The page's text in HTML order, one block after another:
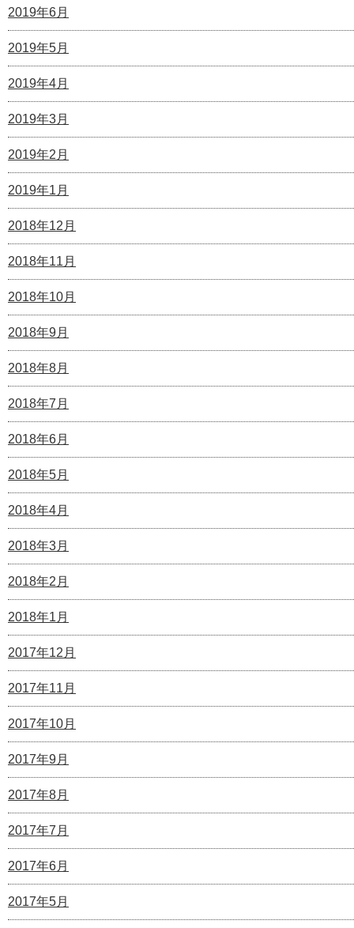
2019年6月
2019年5月
2019年4月
2019年3月
2019年2月
2019年1月
2018年12月
2018年11月
2018年10月
2018年9月
2018年8月
2018年7月
2018年6月
2018年5月
2018年4月
2018年3月
2018年2月
2018年1月
2017年12月
2017年11月
2017年10月
2017年9月
2017年8月
2017年7月
2017年6月
2017年5月